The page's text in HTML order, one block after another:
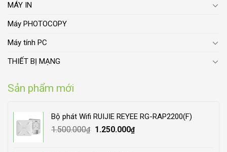
MÁY IN
Máy PHOTOCOPY
Máy tính PC
THIẾT BỊ MẠNG
Sản phẩm mới
Bộ phát Wifi RUIJIE REYEE RG-RAP2200(F)
1.500.000₫
Original
1.250.000₫Current